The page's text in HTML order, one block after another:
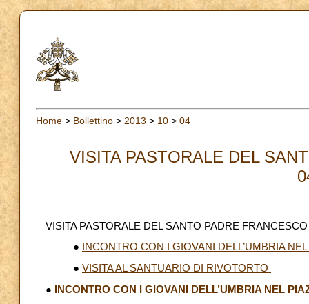
Home > Bollettino > 2013 > 10 > 04
VISITA PASTORALE DEL
VISITA PASTORALE DEL SANTO PADRE
●
INCONTRO CON I GIOVANI DELL’UMBRIA
● VISITA AL SANTUARIO DI RIVOTORTO
●
INCONTRO CON I GIOVANI DELL’UMBRIA NEL